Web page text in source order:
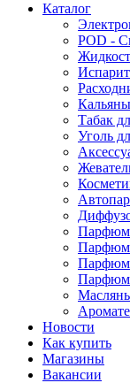
Каталог
POD -
Кальяны
Табак
Уголь
Новости
Как купить
Магазины
Вакансии